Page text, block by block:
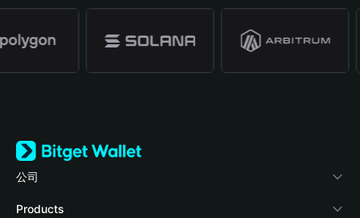
公司
關於 Bitget Wallet
Products